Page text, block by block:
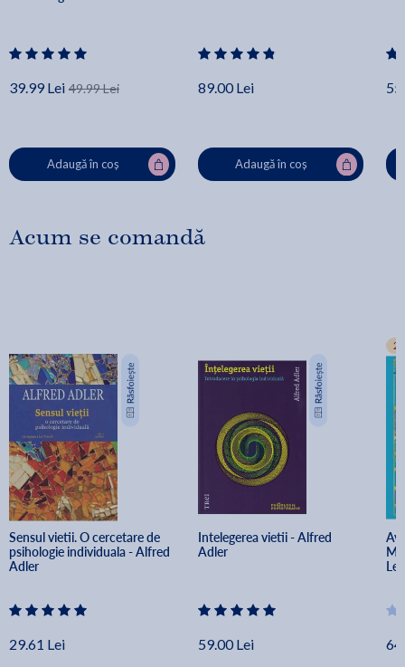
39.99 Lei 49.99 Lei
Adaugă în coș
89.00 Lei
Adaugă în coș
Acum se comandă
Sensul vietii. O cercetare de
psihologie individuala - Alfred
Adler
29.61 Lei
Intelegerea vietii - Alfred
Adler
59.00 Lei